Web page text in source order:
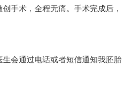
手术，全程无痛。手术完成后，
会通过电话或者短信通知我胚胎